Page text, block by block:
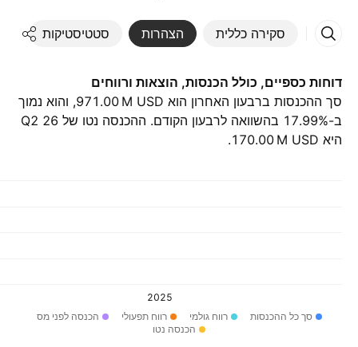
סקירה כללית הצהרות סטטיסטיקות
דוחות כספיים, כולל הכנסות, הוצאות ורווחים
סך ההכנסות ברבעון האחרון הוא ‪971.00 M‬ USD, והוא נמוך
ב-17.99% בהשוואה לרבעון הקודם. ההכנסה נטו של Q2 26
היא ‪170.00 M‬ USD.
2025
סך כל ההכנסות
רווח גולמי רווח תפעולי
הכנסה לפני מס
הכנסה נטו